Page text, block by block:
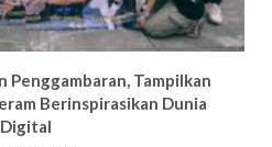
Penggambaran, Tampilkan
Berinspirasikan Dunia
Digital